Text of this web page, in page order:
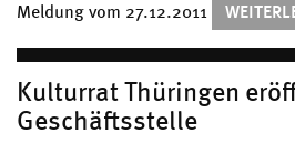
Meldung vom 27.12.2011
Kulturrat Thüringen
Geschäftsstelle